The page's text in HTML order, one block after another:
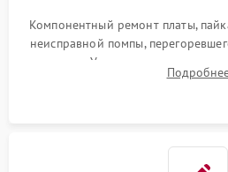
Компонентный ремонт платы,
неисправной помпы,
жерновов. Установка новых
ring) и тефлоновых трубок для